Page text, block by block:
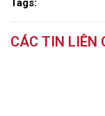
Tags:
CÁC TIN LIÊN